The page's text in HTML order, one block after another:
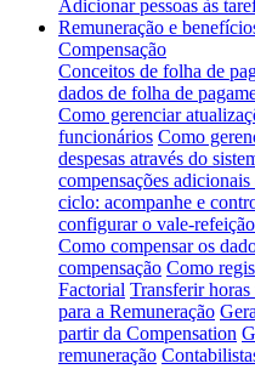
Adicionar pessoas às
Remuneração e
Compensação
Conceitos de folha de
dados de folha de
Como gerenciar
funcionários Como
despesas através do
compensações
ciclo: acompanhe e
configurar o vale-
Como compensar os
compensação Como
Factorial Transferir
para a Remuneração
partir da Compensation
remuneração